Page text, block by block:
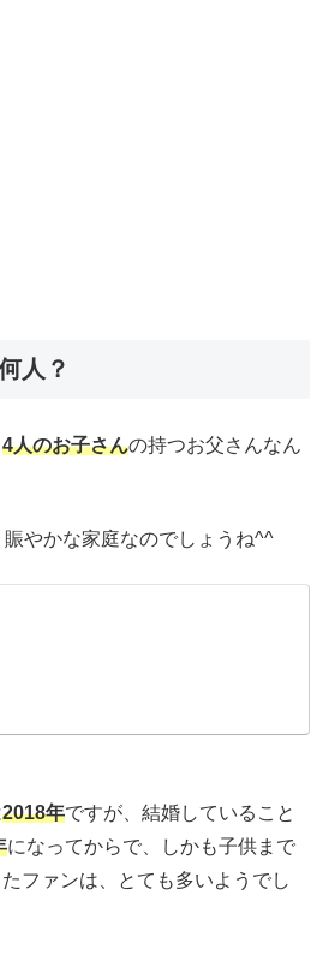
人？
4人のお子さんの持つお父さんなん
賑やかな家庭なのでしょうね^^
2018年ですが、結婚していること
になってからで、しかも子供まで
ファンは、とても多いようでし